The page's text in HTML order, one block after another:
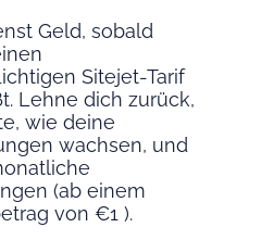
Geld, sobald
Sitejet-Tarif
Lehne dich zurück,
wie deine
wachsen, und
(ab einem
von €1 ).